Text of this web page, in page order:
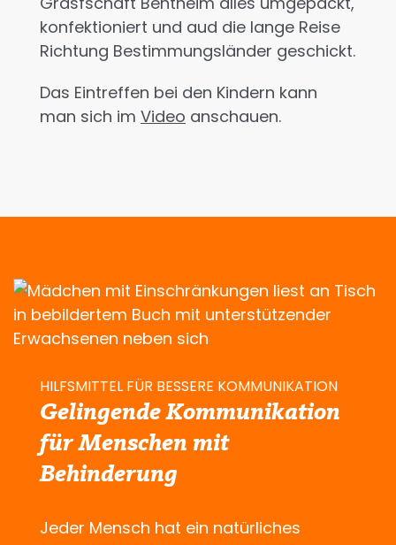
konfektioniert und aud die lange Reise
Richtung Bestimmungsländer geschickt.
Das Eintreffen bei den Kindern kann
man sich im Video anschauen.
HILFSMITTEL FÜR BESSERE KOMMUNIKATION
Gelingende Kommunikation
für Menschen mit
Behinderung
Jeder Mensch hat ein natürliches